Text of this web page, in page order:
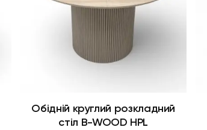
Обідній круглий розкладний
стіл B-WOOD HPL